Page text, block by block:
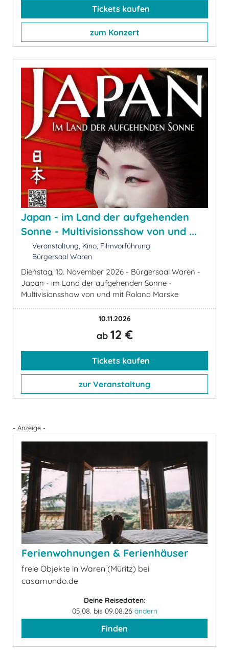
Tickets kaufen
zum Konzert
Japan - im Land der aufgehenden
Sonne - Multivisionsshow von und ...
Veranstaltung, Kino, Filmvorführung
Bürgersaal Waren
Dienstag, 10. November 2026 - Bürgersaal Waren -
Japan - im Land der aufgehenden Sonne -
Multivisionsshow von und mit Roland Marske
10.11.2026
ab 12 €
Tickets kaufen
zur Veranstaltung
- Anzeige -
Ferienwohnungen & Ferienhäuser
freie Objekte in Waren (Müritz) bei
casamundo.de
Deine Reisedaten:
05.08. bis 09.08.26 ändern
Finden